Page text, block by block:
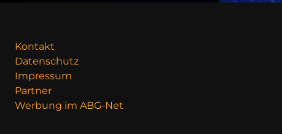
Kontakt
Datenschutz
Impressum
Partner
Werbung im ABG-Net